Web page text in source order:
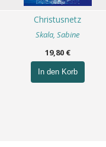
Christusnetz
Skala, Sabine
19,80 €
In den Korb